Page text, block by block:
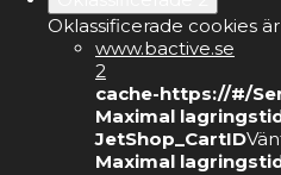
Oklassificerade cookies
www.bactive.se
2
cache-https://#/
Maximal
JetShop_CartID
Maximal